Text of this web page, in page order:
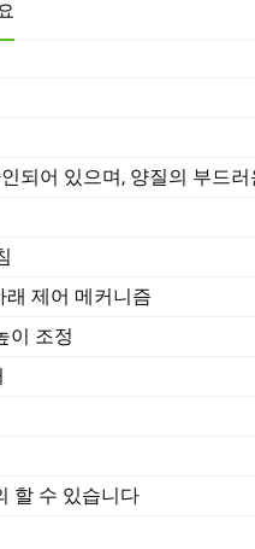
되어 있으며, 양질의 부드
래 제어 메커니즘
이 조정
할 수 있습니다